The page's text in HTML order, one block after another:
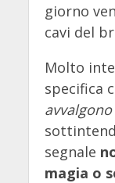
giorno
cavi del
Molto
specifica
segnale
magia o